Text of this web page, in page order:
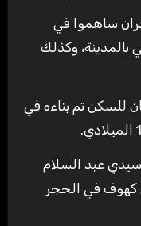
ساهموا في
بالمدينة، وكذلك
للسكن تم بناءه في
سيدي عبد السلام
كهوف في الحجر